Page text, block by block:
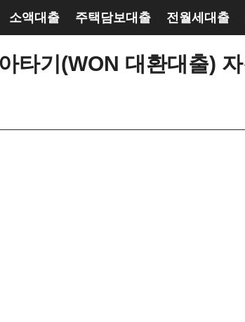
소액대출 주택담보대출 전월세대출
타기(WON 대환대출)